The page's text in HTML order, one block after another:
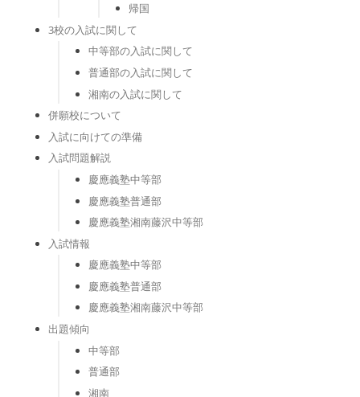
帰国
3校の入試に関して
中等部の入試に関して
普通部の入試に関して
湘南の入試に関して
併願校について
入試に向けての準備
入試問題解説
慶應義塾中等部
慶應義塾普通部
慶應義塾湘南藤沢中等部
入試情報
慶應義塾中等部
慶應義塾普通部
慶應義塾湘南藤沢中等部
出題傾向
中等部
普通部
湘南